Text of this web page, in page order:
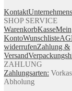
Kontakt
SHOP SERVICE
WarenkorbKasseMein
KontoWunschliste
widerrufenZahlung &
Versand
ZAHLUNG
Zahlungsarten:
Abholung